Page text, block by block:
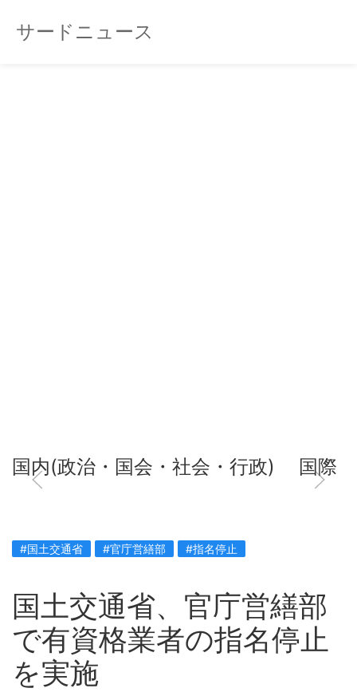
サードニュース
国内(政治・国会・社会・行政) 国際
#国土交通省 #官庁営繕部 #指名停止
国土交通省、官庁営繕部
で有資格業者の指名停止
を実施